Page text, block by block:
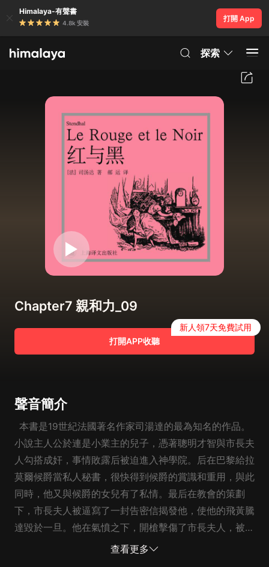
Himalaya-有聲書
4.8k 安裝
打開 App
探索
Chapter7 親和力_09
打開APP收聽
新人領7天免費試用
聲音簡介
本書是19世紀法國著名作家司湯達的最為知名的作品。
小說主人公於連是小業主的兒子，憑著聰明才智與市長夫
人勾搭成奸，事情敗露后被迫進入神學院。后在巴黎給拉
莫爾候爵當私人秘書，很快得到候爵的賞識和重用，與此
同時，他又與候爵的女兒有了私情。最后在教會的策劃
下，市長夫人被逼寫了一封告密信揭發他，使他的飛黃騰
達毀於一旦。他在氣憤之下，開槍擊傷了市長夫人，被判
死刑，上了斷頭臺。本書由著名翻譯家郝運先生翻譯，譯
查看更多